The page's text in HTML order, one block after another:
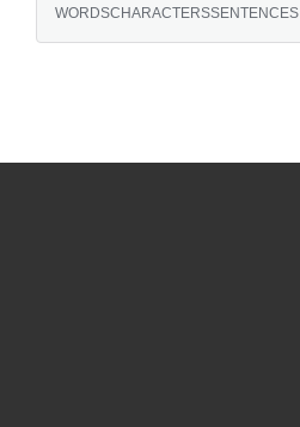
WORDSCHARACTERSSENTENCES